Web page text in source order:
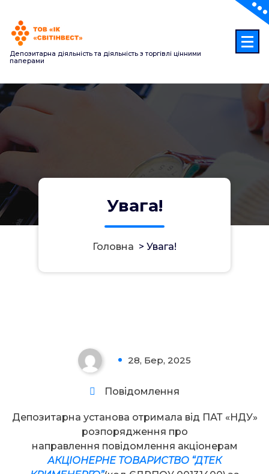
контенту
Депозитарна діяльність та діяльність з торгівлі цінними
паперами
Увага!
Головна > Увага!
28, Бер, 2025
Повідомлення
Депозитарна установа отримала від ПАТ «НДУ»
розпорядження про
направлення повідомлення акціонерам
АКЦІОНЕРНЕ ТОВАРИСТВО “ДТЕК